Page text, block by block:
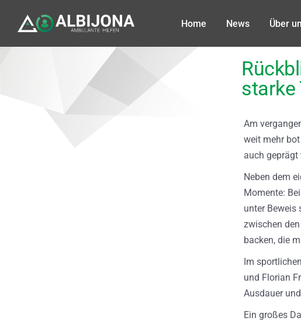
Home News Über
starke
Am
weit mehr
auch geprägt
Neben dem
Momente:
unter Beweis
zwischen
backen, die
Im
und Florian
Ausdauer
Ein großes